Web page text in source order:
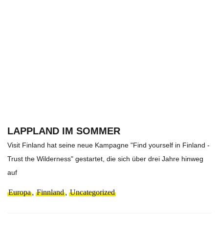
LAPPLAND IM SOMMER
Visit Finland hat seine neue Kampagne "Find yourself in Finland -
Trust the Wilderness" gestartet, die sich über drei Jahre hinweg
auf
Europa, Finnland, Uncategorized